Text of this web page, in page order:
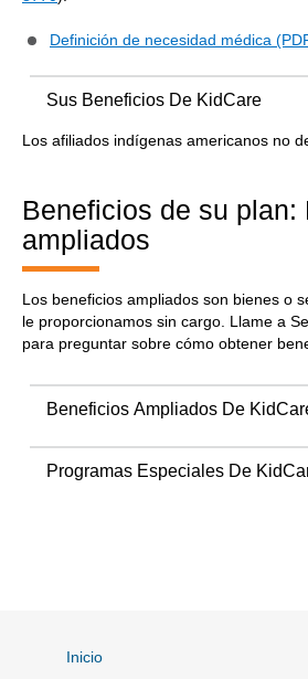
Definición de necesidad médica
Sus Beneficios De KidCare
Los afiliados indígenas americanos no
Beneficios de su plan:
ampliados
Los beneficios ampliados son bienes o
le proporcionamos sin cargo. Llame a
para preguntar sobre cómo obtener
Beneficios Ampliados De
Programas Especiales De
Inicio